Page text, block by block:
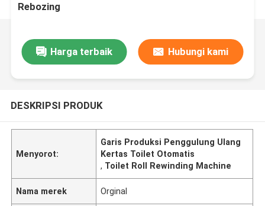
Rebozing
Harga terbaik Hubungi kami
DESKRIPSI PRODUK
Menyorot:
Garis Produksi Penggulung Ulang
Kertas Toilet Otomatis
, Toilet Roll Rewinding Machine
Nama merek Orginal